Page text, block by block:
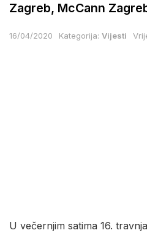
Zagreb, McCann
16/04/2020 Kategorija: Vijesti
U večernjim satima 16.